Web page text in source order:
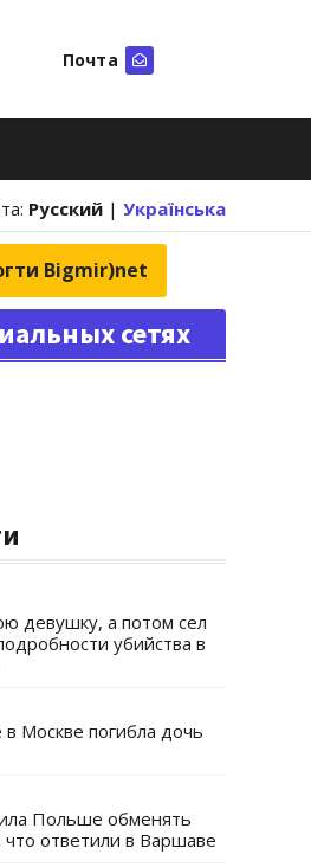
Почта
Русский | Українська
Bigmir)net
сетях
девушку, а потом сел
убийства в
Москве погибла дочь
Польше обменять
ответили в Варшаве